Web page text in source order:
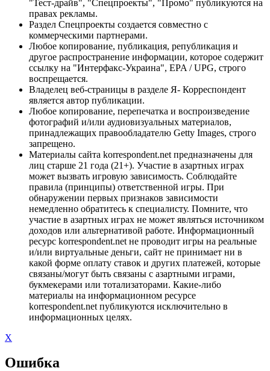
"Тест-драйв", "Спецпроекты", "Промо" публикуются на
правах рекламы.
Раздел Спецпроекты создается совместно с
коммерческими партнерами.
Любое копирование, публикация, републикация и
другое распространение информации, которое содержит
ссылку на "Интерфакс-Украина", EPA / UPG, строго
воспрещается.
Владелец веб-страницы в разделе Я- Корреспондент
является автор публикации.
Любое копирование, перепечатка и воспроизведение
фотографий и/или аудиовизуальных материалов,
принадлежащих правообладателю Getty Images, строго
запрещено.
Материалы сайта korrespondent.net предназначены для
лиц старше 21 года (21+). Участие в азартных играх
может вызвать игровую зависимость. Соблюдайте
правила (принципы) ответственной игры. При
обнаружении первых признаков зависимости
немедленно обратитесь к специалисту. Помните, что
участие в азартных играх не может являться источником
доходов или альтернативой работе. Информационный
ресурс korrespondent.net не проводит игры на реальные
и/или виртуальные деньги, сайт не принимает ни в
какой форме оплату ставок и других платежей, которые
связаны/могут быть связаны с азартными играми,
букмекерами или тотализаторами. Какие-либо
материалы на информационном ресурсе
korrespondent.net публикуются исключительно в
информационных целях.
X
Ошибка